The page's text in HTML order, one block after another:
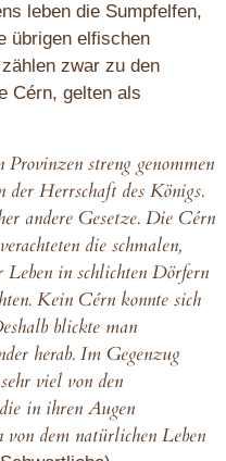
leben die Sumpfelfen,
übrigen elfischen
zwar zu den
Cérn, gelten als
streng genommen
Herrschaft des Königs.
andere Gesetze. Die Cérn
die schmalen,
in schlichten Dörfern
Kein Cérn konnte sich
blickte man
herab. Im Gegenzug
viel von den
in ihren Augen
dem natürlichen Leben